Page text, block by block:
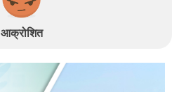
आक्रोशित